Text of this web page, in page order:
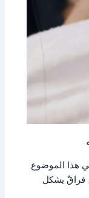
هذا الموضوع
فراقٌ يشكل